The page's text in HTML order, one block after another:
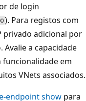
de login
). Para registos com
privado adicional por
Avalie a capacidade
funcionalidade em
VNets associados.
endpoint show para